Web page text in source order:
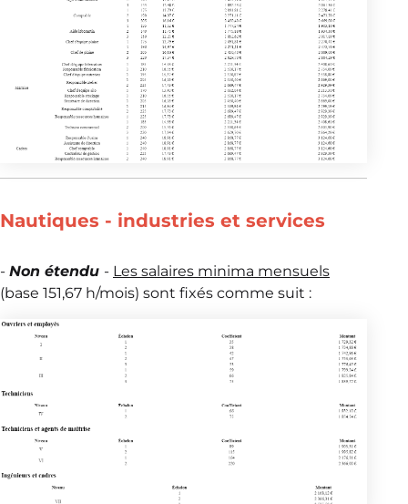
Nautiques - industries et services
- Non étendu - Les salaires minima mensuels
(base 151,67 h/mois) sont fixés comme suit :